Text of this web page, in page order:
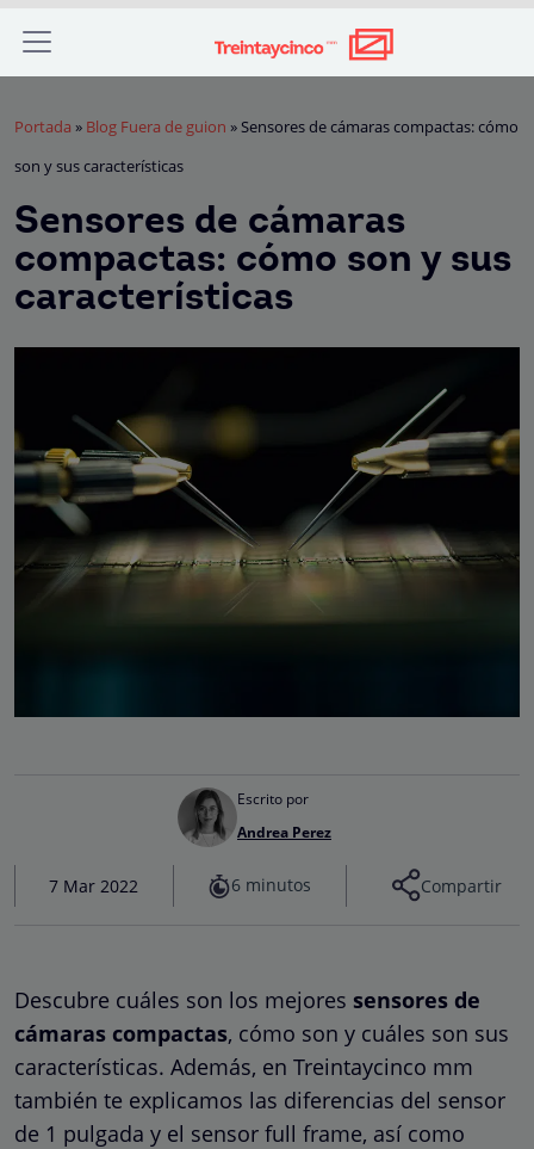
Portada » Blog Fuera de guion »Sensores de cámaras compactas: cómo
son y sus características
Sensores de cámaras
compactas: cómo son y sus
características
Escrito por
Andrea Perez
7 Mar 2022 6 minutos Compartir
Descubre cuáles son los mejores sensores de
cámaras compactas, cómo son y cuáles son sus
características. Además, en Treintaycinco mm
también te explicamos las diferencias del sensor
de 1 pulgada y el sensor full frame, así como